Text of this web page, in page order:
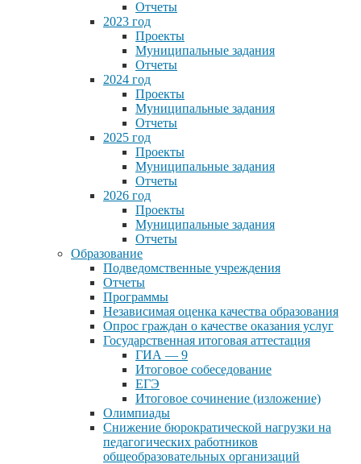
Отчеты
2023 год
Проекты
Муниципальные задания
Отчеты
2024 год
Проекты
Муниципальные задания
Отчеты
2025 год
Проекты
Муниципальные задания
Отчеты
2026 год
Проекты
Муниципальные задания
Отчеты
Образование
Подведомственные учреждения
Отчеты
Программы
Независимая оценка качества образования
Опрос граждан о качестве оказания услуг
Государственная итоговая аттестация
ГИА — 9
Итоговое собеседование
ЕГЭ
Итоговое сочинение (изложение)
Олимпиады
Снижение бюрократической нагрузки на
педагогических работников
общеобразовательных организаций